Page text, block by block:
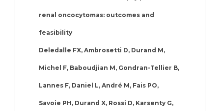
renal oncocytomas: outcomes and
feasibility
Deledalle FX, Ambrosetti D, Durand M,
Michel F, Baboudjian M, Gondran-Tellier B,
Lannes F, Daniel L, André M, Fais PO,
Savoie PH, Durand X, Rossi D, Karsenty G,